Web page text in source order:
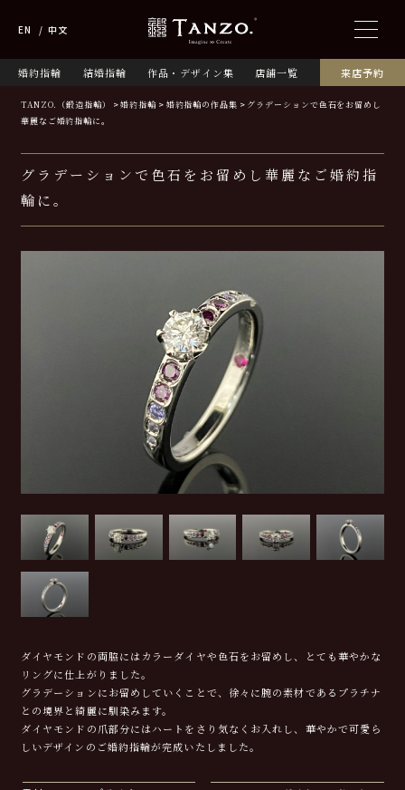
婚約指輪 結婚指輪 作品・デザイン集 店舗一覧 来店予約
EN 中文
TANZO.（鍛造指輪） 婚約指輪 婚約指輪の作品集
グラデーションで色石をお留めし
華麗なご婚約指輪に。
グラデーションで色石をお留めし華麗なご婚約指
輪に。
ダイヤモンドの両脇にはカラーダイヤや色石をお留めし、とても華やかな
リングに仕上がりました。
グラデーションにお留めしていくことで、徐々に腕の素材であるプラチナ
との境界と綺麗に馴染みます。
ダイヤモンドの爪部分にはハートをさり気なくお入れし、華やかで可愛ら
しいデザインのご婚約指輪が完成いたしました。